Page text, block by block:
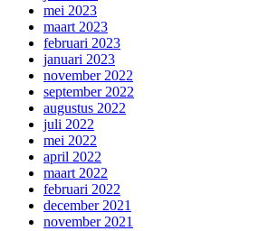
mei 2023
maart 2023
februari 2023
januari 2023
november 2022
september 2022
augustus 2022
juli 2022
mei 2022
april 2022
maart 2022
februari 2022
december 2021
november 2021